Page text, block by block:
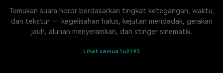
Temukan suara horor berdasarkan tingkat ketegangan, waktu,
dan tekstur — kegelisahan halus, kejutan mendadak, gerakan
jauh, alunan menyeramkan, dan stinger sinematik.
Lihat semua \u2192